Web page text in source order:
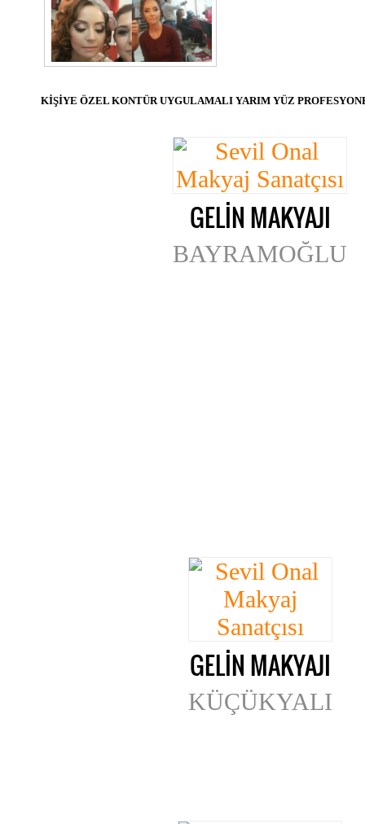
KİŞİYE ÖZEL KONTÜR UYGULAMALI YARIM YÜZ
GELİN MAKYAJI
BAYRAMOĞLU
GELİN MAKYAJI
KÜÇÜKYALI